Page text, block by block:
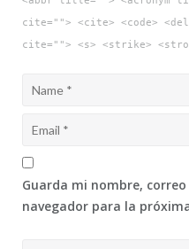
cite=""> <cite> <code>
cite=""> <s> <strike>
Guarda mi nombre,
navegador para la